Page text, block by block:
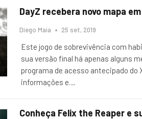
DayZ recebera novo mapa
Diego Maia 25 set, 2019
Este jogo de sobrevivência com
sua versão final há apenas alguns
programa de acesso antecipado do
informações e…
Conheça Felix the Reaper e